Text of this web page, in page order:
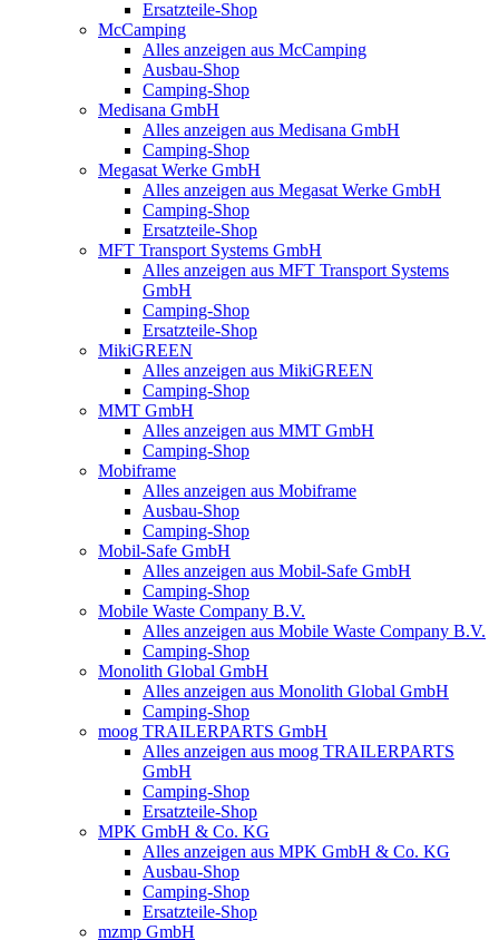
Ersatzteile-Shop
McCamping
Alles anzeigen aus McCamping
Ausbau-Shop
Camping-Shop
Medisana GmbH
Alles anzeigen aus Medisana GmbH
Camping-Shop
Megasat Werke GmbH
Alles anzeigen aus Megasat Werke GmbH
Camping-Shop
Ersatzteile-Shop
MFT Transport Systems GmbH
Alles anzeigen aus MFT Transport Systems
GmbH
Camping-Shop
Ersatzteile-Shop
MikiGREEN
Alles anzeigen aus MikiGREEN
Camping-Shop
MMT GmbH
Alles anzeigen aus MMT GmbH
Camping-Shop
Mobiframe
Alles anzeigen aus Mobiframe
Ausbau-Shop
Camping-Shop
Mobil-Safe GmbH
Alles anzeigen aus Mobil-Safe GmbH
Camping-Shop
Mobile Waste Company B.V.
Alles anzeigen aus Mobile Waste Company B.V.
Camping-Shop
Monolith Global GmbH
Alles anzeigen aus Monolith Global GmbH
Camping-Shop
moog TRAILERPARTS GmbH
Alles anzeigen aus moog TRAILERPARTS
GmbH
Camping-Shop
Ersatzteile-Shop
MPK GmbH & Co. KG
Alles anzeigen aus MPK GmbH & Co. KG
Ausbau-Shop
Camping-Shop
Ersatzteile-Shop
mzmp GmbH